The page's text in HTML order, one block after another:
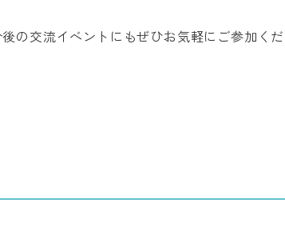
の交流イベントにもぜひお気軽にご参加く